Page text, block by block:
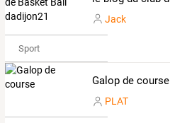
Jack
Sport
Galop de course
PLAT